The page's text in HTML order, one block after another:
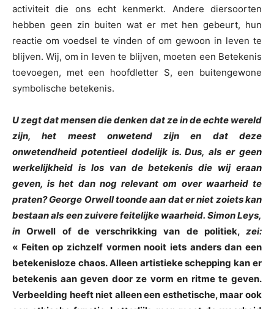
activiteit die ons echt kenmerkt. Andere diersoorten
hebben geen zin buiten wat er met hen gebeurt, hun
reactie om voedsel te vinden of om gewoon in leven te
blijven. Wij, om in leven te blijven, moeten een Betekenis
toevoegen, met een hoofdletter S, een buitengewone
symbolische betekenis.
U zegt dat mensen die denken dat ze in de echte wereld
zijn, het meest onwetend zijn en dat deze
onwetendheid potentieel dodelijk is. Dus, als er geen
werkelijkheid is los van de betekenis die wij eraan
geven, is het dan nog relevant om over waarheid te
praten? George Orwell toonde aan dat er niet zoiets kan
bestaan als een zuivere feitelijke waarheid. Simon Leys,
inOrwell of de verschrikking van de politiek, zei:
« Feiten op zichzelf vormen nooit iets anders dan een
betekenisloze chaos. Alleen artistieke schepping kan er
betekenis aan geven door ze vorm en ritme te geven.
Verbeelding heeft niet alleen een esthetische, maar ook